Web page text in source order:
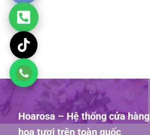
Hoarosa – Hệ thống cửa hàng
hoa tươi trên toàn quốc